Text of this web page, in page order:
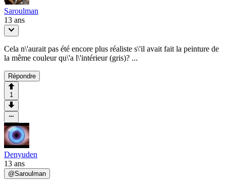
Saroulman
13 ans
Cela n\'aurait pas été encore plus réaliste s\'il avait fait la peinture de
la même couleur qu\'a l\'intérieur (gris)? ...
Répondre
1
Denyuden
13 ans
@Saroulman